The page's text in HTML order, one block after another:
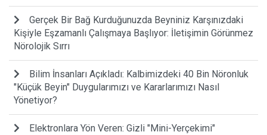
Gerçek Bir Bağ Kurduğunuzda Beyniniz Karşınızdaki
Kişiyle Eşzamanlı Çalışmaya Başlıyor: İletişimin Görünmez
Nörolojik Sırrı
Bilim İnsanları Açıkladı: Kalbimizdeki 40 Bin Nöronluk
"Küçük Beyin" Duygularımızı ve Kararlarımızı Nasıl
Yönetiyor?
Elektronlara Yön Veren: Gizli "Mini-Yerçekimi"